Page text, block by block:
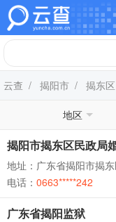
云查 / 揭阳市 / 揭东区
地区
揭阳市揭东区民政局
地址：广东省揭阳市揭
电话： 0663*****242
广东省揭阳监狱